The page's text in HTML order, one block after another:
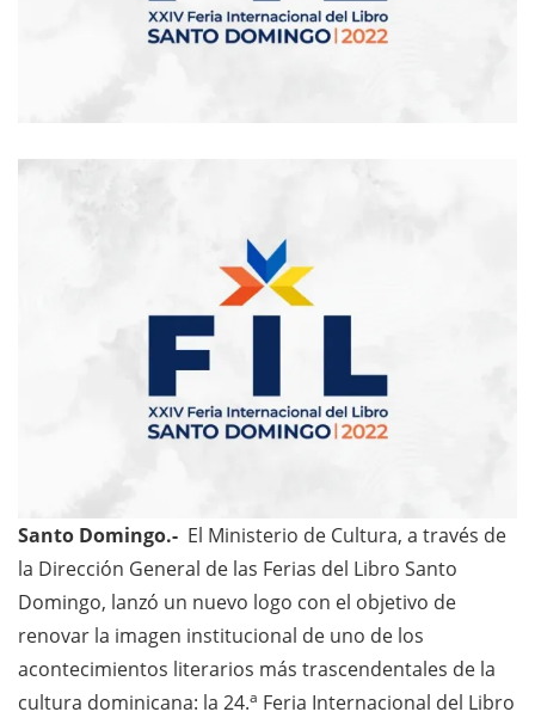
Santo Domingo.- El Ministerio de Cultura, a través de
la Dirección General de las Ferias del Libro Santo
Domingo, lanzó un nuevo logo con el objetivo de
renovar la imagen institucional de uno de los
acontecimientos literarios más trascendentales de la
cultura dominicana: la 24.a Feria Internacional del Libro